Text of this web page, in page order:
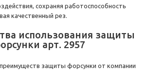
сохраняя работоспособность
качественный рез.
использования защиты
арт. 2957
защиты форсунки от компании